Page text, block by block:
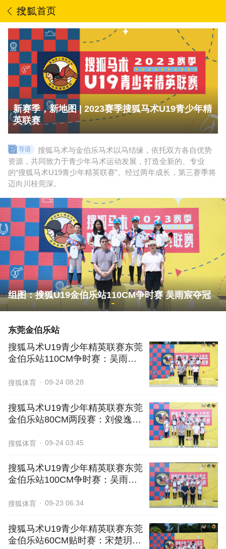
首页
新赛季，新地图 | 2023赛季搜狐马术U19青少年精
英联赛
导语
搜狐马术与金伯乐马术以马结缘，依托双方各自优势
资源，共同致力于青少年马术运动发展，打造全新的、专业
的“搜狐马术U19青少年精英联赛”。经过两年成长，第三赛季将
迈向川桂莞深。
组图：搜狐U19金伯乐站110CM争时赛 吴雨宸夺冠
东莞金伯乐站
搜狐马术U19青少年精英联赛东莞
金伯乐站110CM争时赛：吴雨宸
搜狐体育 09-24 08:28
搜狐马术U19青少年精英联赛东莞
金伯乐站80CM两段赛：刘俊逸极
搜狐体育 09-24 03:45
搜狐马术U19青少年精英联赛东莞
金伯乐站100CM争时赛：吴雨宸
搜狐体育 09-23 06:34
搜狐马术U19青少年精英联赛东莞
金伯乐站60CM贴时赛：宋楚玥成